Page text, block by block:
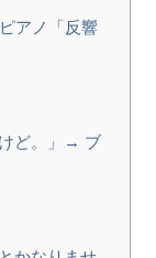
アノ「反響
ど。」→ ブ